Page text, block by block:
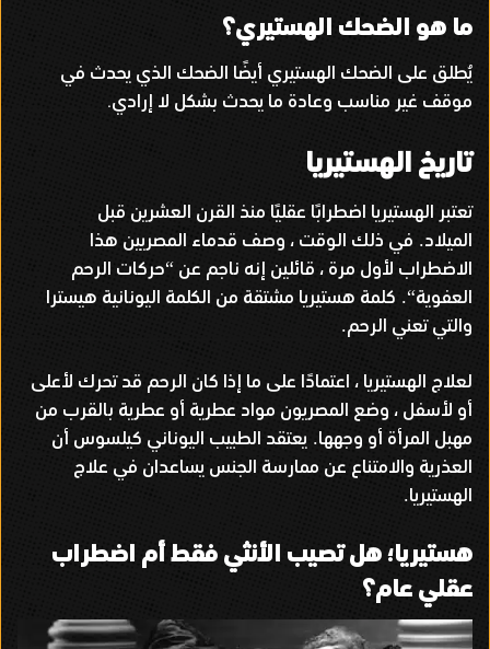
ما هو الضحك الهستيري؟
يُطلق على الضحك الهستيري أيضًا الضحك الذي يحدث في
موقف غير مناسب وعادة ما يحدث بشكل لا إرادي.
تاريخ الهستيريا
تعتبر الهستيريا اضطرابًا عقليًا منذ القرن العشرين قبل
الميلاد. في ذلك الوقت ، وصف قدماء المصريين هذا
الاضطراب لأول مرة ، قائلين إنه ناجم عن “حركات الرحم
العفوية“. كلمة هستيريا مشتقة من الكلمة اليونانية هيسترا
والتي تعني الرحم.
لعلاج الهستيريا ، اعتمادًا على ما إذا كان الرحم قد تحرك لأعلى
أو لأسفل ، وضع المصريون مواد عطرية أو عطرية بالقرب من
مهبل المرأة أو وجهها. يعتقد الطبيب اليوناني كيلسوس أن
العذرية والامتناع عن ممارسة الجنس يساعدان في علاج
الهستيريا.
هستيريا؛ هل تصيب الأنثي فقط أم اضطراب
عقلي عام؟